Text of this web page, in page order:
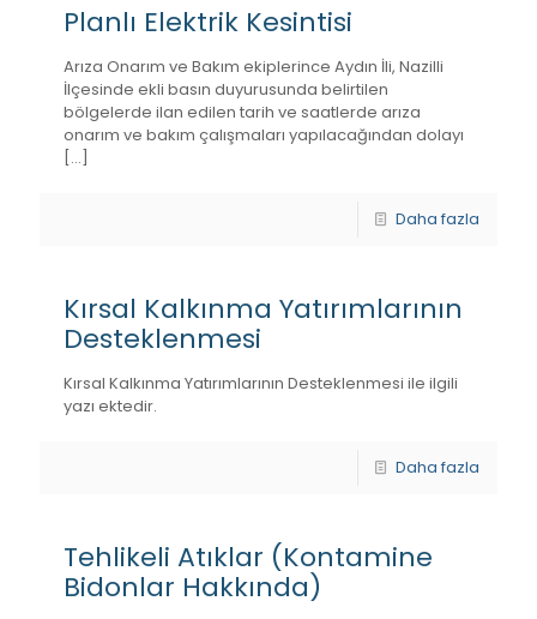
Planlı Elektrik Kesintisi
Arıza Onarım ve Bakım ekiplerince Aydın İli, Nazilli
İlçesinde ekli basın duyurusunda belirtilen
bölgelerde ilan edilen tarih ve saatlerde arıza
onarım ve bakım çalışmaları yapılacağından dolayı
[…]
Daha fazla
Kırsal Kalkınma Yatırımlarının
Desteklenmesi
Kırsal Kalkınma Yatırımlarının Desteklenmesi ile ilgili
yazı ektedir.
Daha fazla
Tehlikeli Atıklar (Kontamine
Bidonlar Hakkında)